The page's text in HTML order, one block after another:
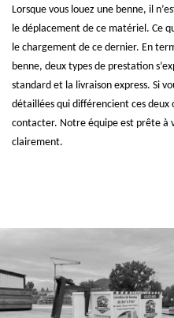
Lorsque vous louez une benne, il
le déplacement de ce matériel. Ce
le chargement de ce dernier. En
benne, deux types de prestation
standard et la livraison express. Si
détaillées qui différencient ces deux
contacter. Notre équipe est prête à
clairement.